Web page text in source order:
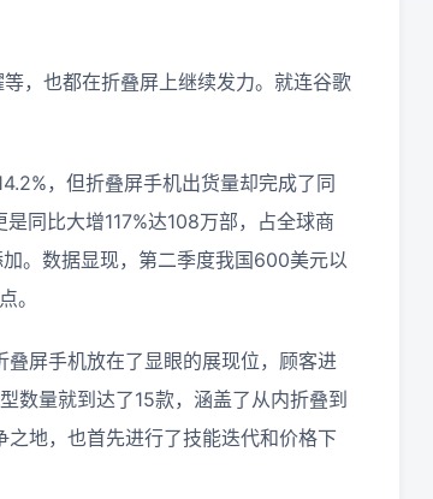
，也都在折叠屏上继续发力。就连谷歌
，但折叠屏手机出货量却完成了同
同比大增117%达108万部，占全球商
。数据显现，第二季度我国600美元以
。
屏手机放在了显眼的展现位，顾客进
数量就到达了15款，涵盖了从内折叠到
地，也首先进行了技能迭代和价格下